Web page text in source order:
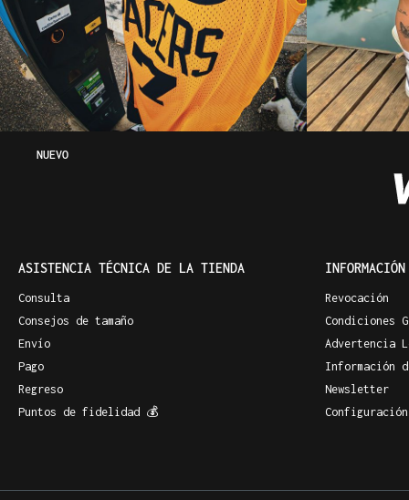
NUEVO
ASISTENCIA TÉCNICA DE LA TIENDA
Consulta
Consejos de tamaño
Envío
Pago
Regreso
Puntos de fidelidad 💰
INFORMACIÓN
Revocación
Condiciones
Advertencia
Información
Newsletter